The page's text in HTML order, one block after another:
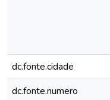
dc.fonte.cidade
dc.fonte.numero